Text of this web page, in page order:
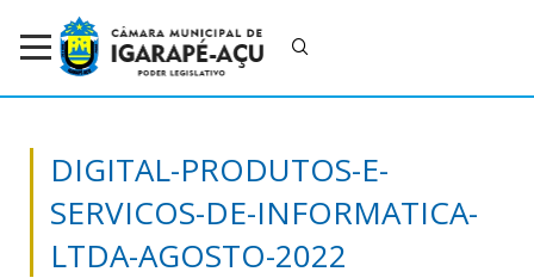
DIGITAL-PRODUTOS-E-
SERVICOS-DE-INFORMATICA-
LTDA-AGOSTO-2022